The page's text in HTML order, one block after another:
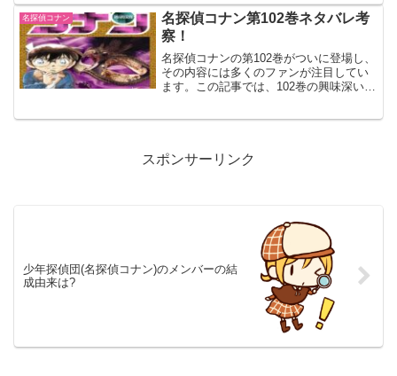
ンファンの皆さんと共にその謎を解き明
かしていきます...
名探偵コナン
名探偵コナン第102巻ネタバレ考
察！
名探偵コナンの第102巻がついに登場し、
その内容には多くのファンが注目してい
ます。この記事では、102巻の興味深いあ
スポンサーリンク
少年探偵団(名探偵コナン)のメンバーの結
成由来は?